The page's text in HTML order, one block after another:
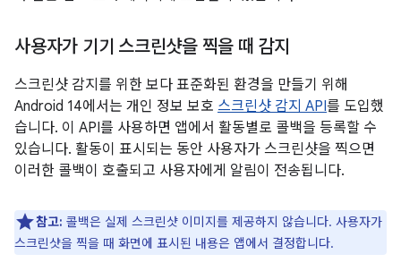
사용자가 기기 스크린샷을 찍을 때 감지
스크린샷 감지를 위한 보다 표준화된 환경을 만들기 위해
Android 14에서는 개인 정보 보호 스크린샷 감지 API를 도입했
습니다. 이 API를 사용하면 앱에서 활동별로 콜백을 등록할 수
있습니다. 활동이 표시되는 동안 사용자가 스크린샷을 찍으면
이러한 콜백이 호출되고 사용자에게 알림이 전송됩니다.
참고: 콜백은 실제 스크린샷 이미지를 제공하지 않습니다. 사용자가
스크린샷을 찍을 때 화면에 표시된 내용은 앱에서 결정합니다.